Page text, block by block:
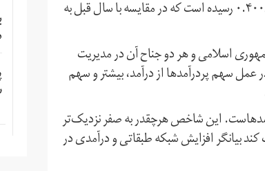
بنابر اعلام مرکز آمار ایران در سال ١٣٩٩ ضريب جينی خانوارهای كل كشور به ۰.۴۰۰۶ رسیده است كه در مقايسه با سال قبل به
اسلامی و هر دو جناح آن در مدیریت
سهم پردرآمدها از درآمد، بیشتر و سهم
این شاخص هرچقدر به صفر نزدیک‌تر
بیانگر افزایش شبکه طبقاتی و درآمدی در